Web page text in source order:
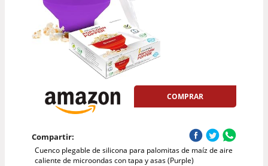
COMPRAR
Compartir:
Cuenco plegable de silicona para palomitas de maíz de aire
caliente de microondas con tapa y asas (Purple)